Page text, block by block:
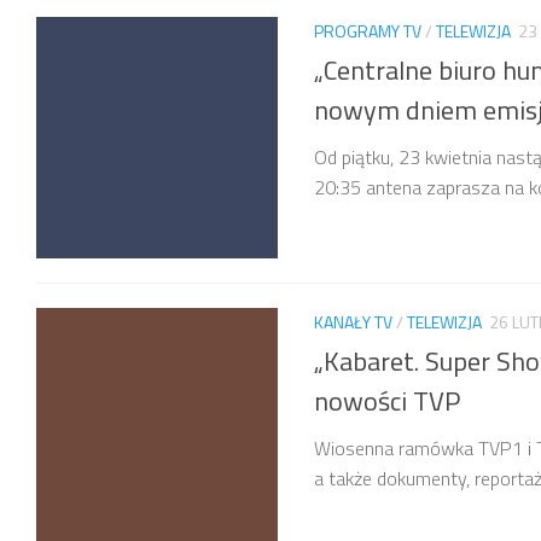
PROGRAMY TV/TELEWIZJA 23
„Centralne biuro
nowym dniem
Od piątku, 23 kwietnia
20:35 antena zaprasza na
KANAŁY TV/TELEWIZJA 26
„Kabaret. Super
nowości TVP
Wiosenna ramówka TVP1
a także dokumenty,